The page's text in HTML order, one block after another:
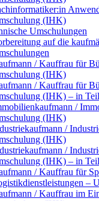
(IHK)
Umschulungen
auf die
/ Kauffrau für
(IHK)
/ Kauffrau für
(IHK) – in
/
(IHK)
/
(IHK)
/
(IHK) – in
/ Kauffrau für
–
/ Kauffrau im